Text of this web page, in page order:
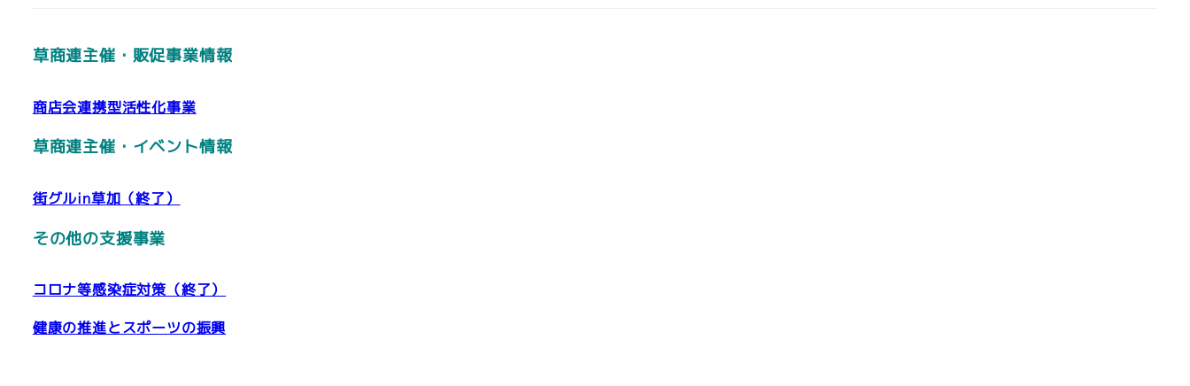
草商連主催・販促事業情報
商店会連携型活性化事業
草商連主催・イベント情報
街グルin草加（終了）
その他の支援事業
コロナ等感染症対策（終了）
健康の推進とスポーツの振興